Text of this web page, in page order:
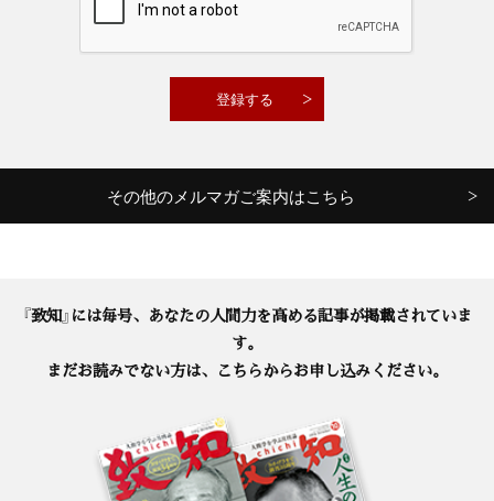
その他のメルマガご案内はこちら
『致知』には毎号、あなたの人間力を高める記事が掲載されていま
す。
まだお読みでない方は、こちらからお申し込みください。